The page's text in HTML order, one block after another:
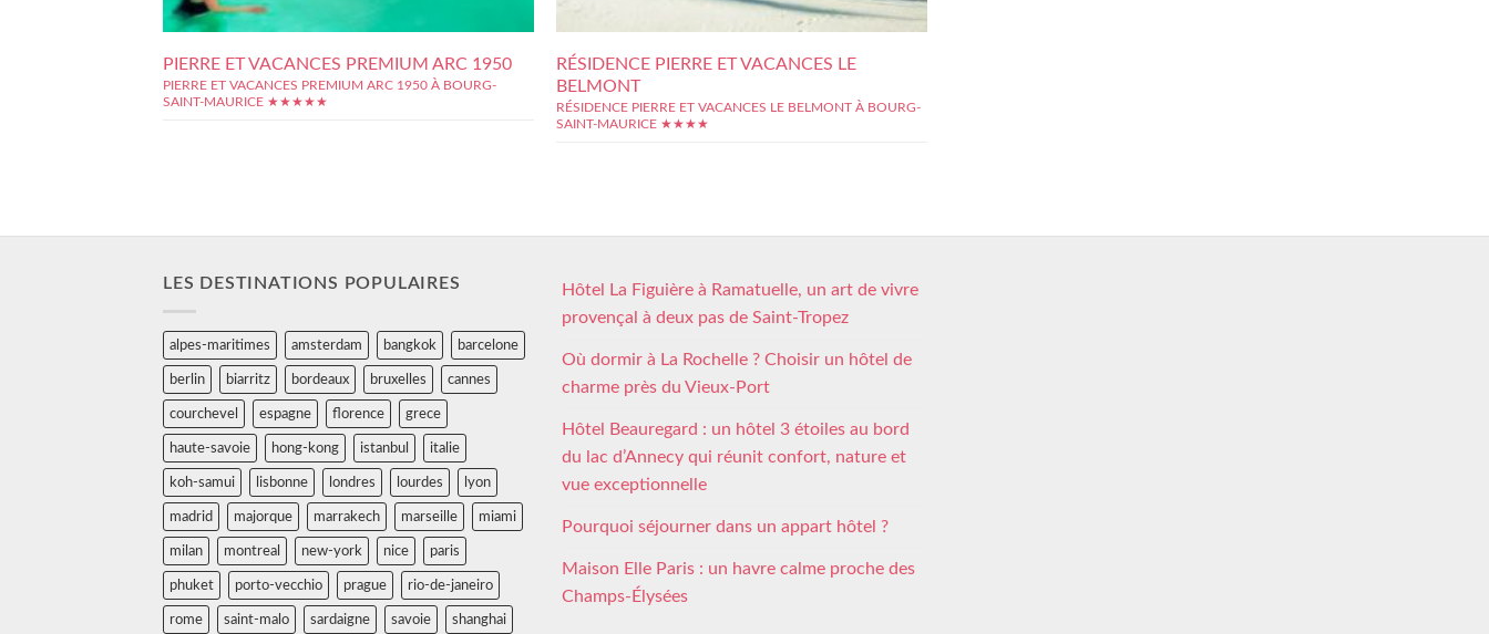
PIERRE ET VACANCES PREMIUM ARC 1950
PIERRE ET VACANCES PREMIUM ARC 1950 À BOURG-
SAINT-MAURICE ★★★★★
RÉSIDENCE PIERRE ET VACANCES LE
BELMONT
RÉSIDENCE PIERRE ET VACANCES LE BELMONT À BOURG-
SAINT-MAURICE ★★★★
LES DESTINATIONS POPULAIRES
alpes-maritimes amsterdam bangkok barcelone
berlin biarritz bordeaux bruxelles cannes
courchevel espagne florence grece
haute-savoie hong-kong istanbul italie
koh-samui lisbonne londres lourdes lyon
madrid majorque marrakech marseille miami
milan montreal new-york nice paris
phuket porto-vecchio prague rio-de-janeiro
rome saint-malo sardaigne savoie shanghai
Hôtel La Figuière à Ramatuelle, un art de vivre
provençal à deux pas de Saint-Tropez
Où dormir à La Rochelle ? Choisir un hôtel de
charme près du Vieux-Port
Hôtel Beauregard : un hôtel 3 étoiles au bord
du lac d’Annecy qui réunit confort, nature et
vue exceptionnelle
Pourquoi séjourner dans un appart hôtel ?
Maison Elle Paris : un havre calme proche des
Champs-Élysées